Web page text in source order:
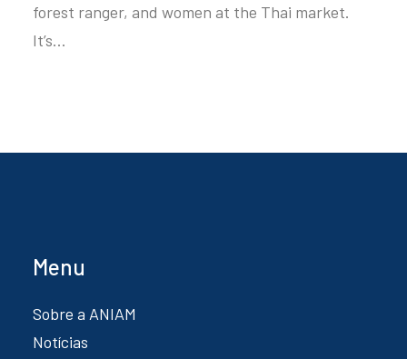
forest ranger, and women at the Thai market.
It’s…
Menu
Sobre a ANIAM
Notícias